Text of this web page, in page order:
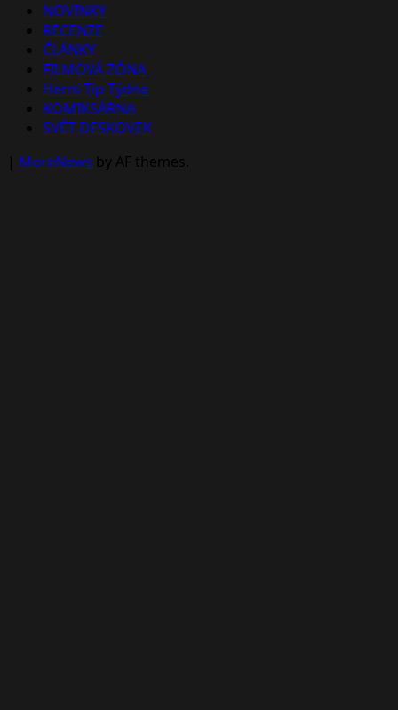
NOVINKY
RECENZE
ČLÁNKY
FILMOVÁ ZÓNA
Herní Tip Týdne
KOMIKSÁRNA
SVĚT DESKOVEK
| MoreNews by AF themes.